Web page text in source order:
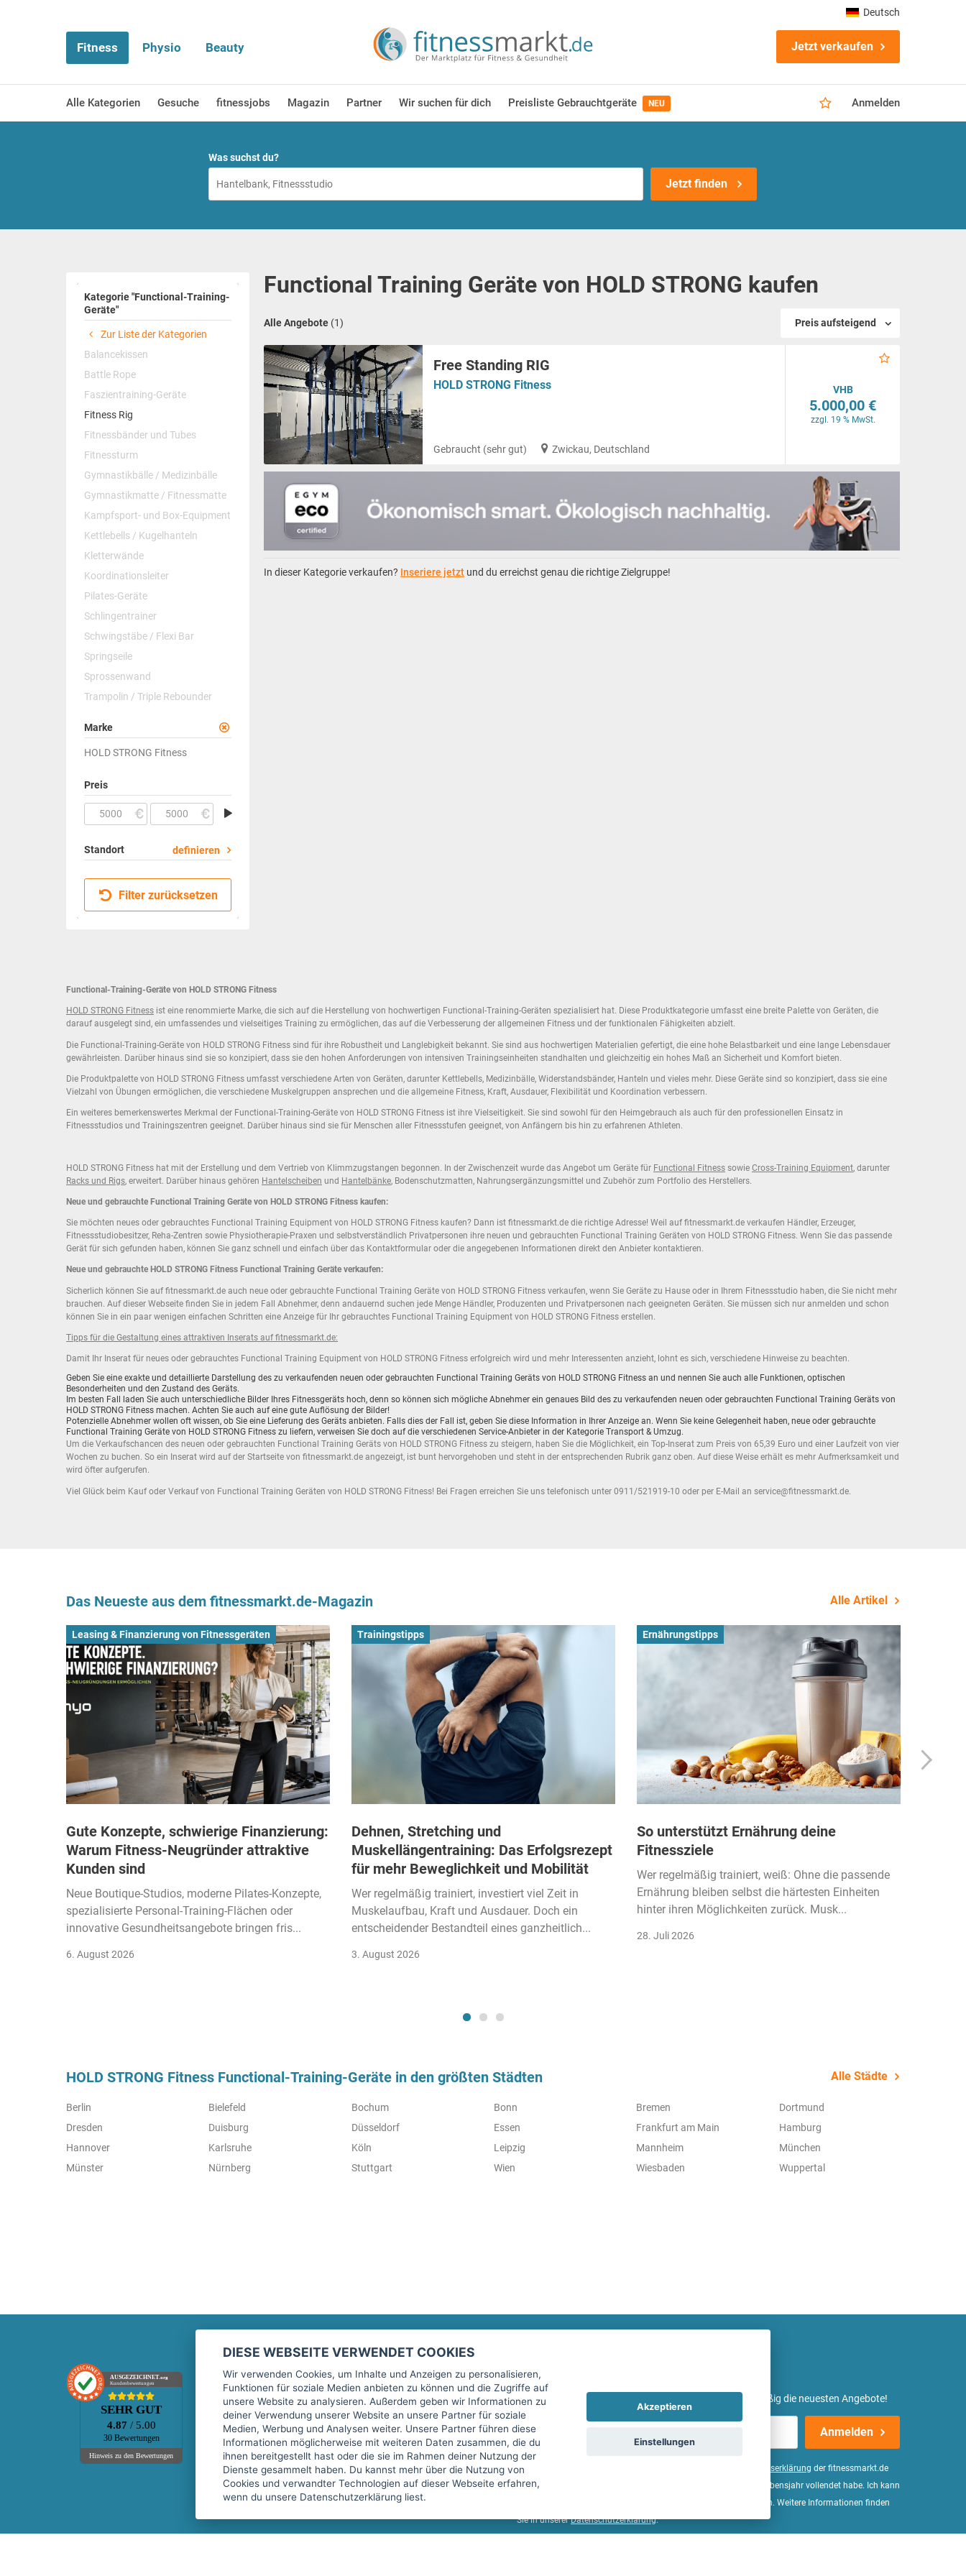
Fitness Physio Beauty Jetzt verkaufen
Alle Kategorien Gesuche fitnessjobs Magazin Partner Wir suchen für dich Preisliste Gebrauchtgeräte NEU Anmelden
Deutsch
Was suchst du?
Jetzt finden
Kategorie "Functional-Training-
Geräte"
Zur Liste der Kategorien
Balancekissen
Battle Rope
Faszientraining-Geräte
Fitness Rig
Fitnessbänder und Tubes
Fitnessturm
Gymnastikbälle / Medizinbälle
Gymnastikmatte / Fitnessmatte
Kampfsport- und Box-Equipment
Kettlebells / Kugelhanteln
Kletterwände
Koordinationsleiter
Pilates-Geräte
Schlingentrainer
Schwingstäbe / Flexi Bar
Springseile
Sprossenwand
Trampolin / Triple Rebounder
Marke
HOLD STRONG Fitness
Preis
Standort definieren
Filter zurücksetzen
Functional Training Geräte von HOLD STRONG kaufen
Alle Angebote (1) Preis aufsteigend
Free Standing RIG
HOLD STRONG Fitness
Gebraucht (sehr gut) Zwickau, Deutschland
VHB
5.000,00 €
zzgl. 19 % MwSt.
In dieser Kategorie verkaufen? Inseriere jetzt und du erreichst genau die richtige Zielgruppe!
Functional-Training-Geräte von HOLD STRONG Fitness
HOLD STRONG Fitness ist eine renommierte Marke, die sich auf die Herstellung von hochwertigen Functional-Training-Geräten spezialisiert hat. Diese Produktkategorie umfasst eine breite Palette von Geräten, die
darauf ausgelegt sind, ein umfassendes und vielseitiges Training zu ermöglichen, das auf die Verbesserung der allgemeinen Fitness und der funktionalen Fähigkeiten abzielt.
Die Functional-Training-Geräte von HOLD STRONG Fitness sind für ihre Robustheit und Langlebigkeit bekannt. Sie sind aus hochwertigen Materialien gefertigt, die eine hohe Belastbarkeit und eine lange Lebensdauer
gewährleisten. Darüber hinaus sind sie so konzipiert, dass sie den hohen Anforderungen von intensiven Trainingseinheiten standhalten und gleichzeitig ein hohes Maß an Sicherheit und Komfort bieten.
Die Produktpalette von HOLD STRONG Fitness umfasst verschiedene Arten von Geräten, darunter Kettlebells, Medizinbälle, Widerstandsbänder, Hanteln und vieles mehr. Diese Geräte sind so konzipiert, dass sie eine
Vielzahl von Übungen ermöglichen, die verschiedene Muskelgruppen ansprechen und die allgemeine Fitness, Kraft, Ausdauer, Flexibilität und Koordination verbessern.
Ein weiteres bemerkenswertes Merkmal der Functional-Training-Geräte von HOLD STRONG Fitness ist ihre Vielseitigkeit. Sie sind sowohl für den Heimgebrauch als auch für den professionellen Einsatz in
Fitnessstudios und Trainingszentren geeignet. Darüber hinaus sind sie für Menschen aller Fitnessstufen geeignet, von Anfängern bis hin zu erfahrenen Athleten.
HOLD STRONG Fitness hat mit der Erstellung und dem Vertrieb von Klimmzugstangen begonnen. In der Zwischenzeit wurde das Angebot um Geräte für Functional Fitness sowie Cross-Training Equipment, darunter
Racks und Rigs, erweitert. Darüber hinaus gehören Hantelscheiben und Hantelbänke, Bodenschutzmatten, Nahrungsergänzungsmittel und Zubehör zum Portfolio des Herstellers.
Neue und gebrauchte Functional Training Geräte von HOLD STRONG Fitness kaufen:
Sie möchten neues oder gebrauchtes Functional Training Equipment von HOLD STRONG Fitness kaufen? Dann ist fitnessmarkt.de die richtige Adresse! Weil auf fitnessmarkt.de verkaufen Händler, Erzeuger,
Fitnessstudiobesitzer, Reha-Zentren sowie Physiotherapie-Praxen und selbstverständlich Privatpersonen ihre neuen und gebrauchten Functional Training Geräten von HOLD STRONG Fitness. Wenn Sie das passende
Gerät für sich gefunden haben, können Sie ganz schnell und einfach über das Kontaktformular oder die angegebenen Informationen direkt den Anbieter kontaktieren.
Neue und gebrauchte HOLD STRONG Fitness Functional Training Geräte verkaufen:
Sicherlich können Sie auf fitnessmarkt.de auch neue oder gebrauchte Functional Training Geräte von HOLD STRONG Fitness verkaufen, wenn Sie Geräte zu Hause oder in Ihrem Fitnessstudio haben, die Sie nicht mehr
brauchen. Auf dieser Webseite finden Sie in jedem Fall Abnehmer, denn andauernd suchen jede Menge Händler, Produzenten und Privatpersonen nach geeigneten Geräten. Sie müssen sich nur anmelden und schon
können Sie in ein paar wenigen einfachen Schritten eine Anzeige für Ihr gebrauchtes Functional Training Equipment von HOLD STRONG Fitness erstellen.
Tipps für die Gestaltung eines attraktiven Inserats auf fitnessmarkt.de:
Damit Ihr Inserat für neues oder gebrauchtes Functional Training Equipment von HOLD STRONG Fitness erfolgreich wird und mehr Interessenten anzieht, lohnt es sich, verschiedene Hinweise zu beachten.
Geben Sie eine exakte und detaillierte Darstellung des zu verkaufenden neuen oder gebrauchten Functional Training Geräts von HOLD STRONG Fitness an und nennen Sie auch alle Funktionen, optischen
Besonderheiten und den Zustand des Geräts.
Im besten Fall laden Sie auch unterschiedliche Bilder Ihres Fitnessgeräts hoch, denn so können sich mögliche Abnehmer ein genaues Bild des zu verkaufenden neuen oder gebrauchten Functional Training Geräts von
HOLD STRONG Fitness machen. Achten Sie auch auf eine gute Auflösung der Bilder!
Potenzielle Abnehmer wollen oft wissen, ob Sie eine Lieferung des Geräts anbieten. Falls dies der Fall ist, geben Sie diese Information in Ihrer Anzeige an. Wenn Sie keine Gelegenheit haben, neue oder gebrauchte
Functional Training Geräte von HOLD STRONG Fitness zu liefern, verweisen Sie doch auf die verschiedenen Service-Anbieter in der Kategorie Transport & Umzug.
Um die Verkaufschancen des neuen oder gebrauchten Functional Training Geräts von HOLD STRONG Fitness zu steigern, haben Sie die Möglichkeit, ein Top-Inserat zum Preis von 65,39 Euro und einer Laufzeit von vier
Wochen zu buchen. So ein Inserat wird auf der Startseite von fitnessmarkt.de angezeigt, ist bunt hervorgehoben und steht in der entsprechenden Rubrik ganz oben. Auf diese Weise erhält es mehr Aufmerksamkeit und
wird öfter aufgerufen.
Viel Glück beim Kauf oder Verkauf von Functional Training Geräten von HOLD STRONG Fitness! Bei Fragen erreichen Sie uns telefonisch unter 0911/521919-10 oder per E-Mail an service@fitnessmarkt.de.
Das Neueste aus dem fitnessmarkt.de-Magazin Alle Artikel
Leasing & Finanzierung von Fitnessgeräten
Gute Konzepte, schwierige Finanzierung:
Warum Fitness-Neugründer attraktive
Kunden sind
Neue Boutique-Studios, moderne Pilates-Konzepte,
spezialisierte Personal-Training-Flächen oder
innovative Gesundheitsangebote bringen fris...
6. August 2026
Trainingstipps
Dehnen, Stretching und
Muskellängentraining: Das Erfolgsrezept
für mehr Beweglichkeit und Mobilität
Wer regelmäßig trainiert, investiert viel Zeit in
Muskelaufbau, Kraft und Ausdauer. Doch ein
entscheidender Bestandteil eines ganzheitlich...
3. August 2026
Ernährungstipps
So unterstützt Ernährung deine
Fitnessziele
Wer regelmäßig trainiert, weiß: Ohne die passende
Ernährung bleiben selbst die härtesten Einheiten
hinter ihren Möglichkeiten zurück. Musk...
28. Juli 2026
HOLD STRONG Fitness Functional-Training-Geräte in den größten Städten Alle Städte
Berlin Bielefeld Bochum Bonn Bremen
Dortmund
Dresden
Duisburg Düsseldorf Essen Frankfurt am Main
Hamburg
Hannover
Karlsruhe Köln Leipzig Mannheim
München
Münster
Nürnberg Stuttgart Wien Wiesbaden Wuppertal
AUSGEZEICHNET.org
Kundenbewertungen
SEHR GUT
4.87 / 5.00
30 Bewertungen
Hinweis zu den Bewertungen
Marktplatz
Kontakt
Preise Marktplatz
FAQ Marktplatz
Über uns
Werbebuchungen
Rechtliches
Impressum
AGB
Datenschutz
Sicherheit
Top-Inserat kündigen
fitnessmarkt.de Newsletter
Trage dich hier für unseren Newsletter ein und erhalte regelmäßig die neuesten Angebote!
Anmelden
Ich stimme der Verarbeitung meiner Daten, wie in der Einwilligungserklärung der fitnessmarkt.de
services GmbH beschrieben, zu und bestätige, dass ich das 16. Lebensjahr vollendet habe. Ich kann
diese Einwilligung jederzeit mit Wirkung für die Zukunft widerrufen. Weitere Informationen finden
Sie in unsererDatenschutzerklärung.
DIESE WEBSEITE VERWENDET COOKIES
Wir verwenden Cookies, um Inhalte und Anzeigen zu personalisieren,
Funktionen für soziale Medien anbieten zu können und die Zugriffe auf
unsere Website zu analysieren. Außerdem geben wir Informationen zu
deiner Verwendung unserer Website an unsere Partner für soziale
Medien, Werbung und Analysen weiter. Unsere Partner führen diese
Informationen möglicherweise mit weiteren Daten zusammen, die du
ihnen bereitgestellt hast oder die sie im Rahmen deiner Nutzung der
Dienste gesammelt haben. Du kannst mehr über die Nutzung von
Cookies und verwandter Technologien auf dieser Webseite erfahren,
wenn du unsere Datenschutzerklärung liest.
Akzeptieren
Einstellungen